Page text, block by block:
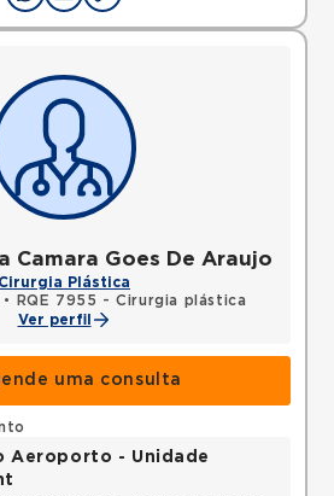
Camara Goes De Araujo
Cirurgia Plástica
•
RQE 7955 - Cirurgia plástica
Ver perfil
uma consulta
Aeroporto - Unidade